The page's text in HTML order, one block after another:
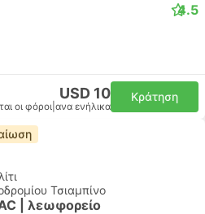
4.5
USD 10
οι φόροι ανα ενήλικα
Κράτηση
Τσιαμπίνο
| λεωφορείο